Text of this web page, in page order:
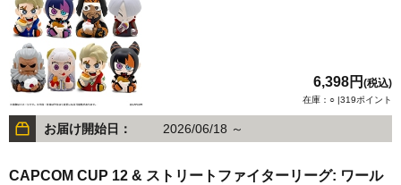
6,398円 (税込)
在庫：○ |319ポイント
お届け開始日： 2026/06/18 ～
CAPCOM CUP 12 & ストリートファイターリーグ: ワール